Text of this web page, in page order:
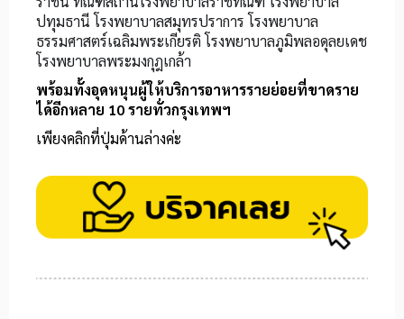
ปทุมธานี โรงพยาบาลสมุทรปราการ โรงพยาบาล
ธรรมศาสตร์เฉลิมพระเกียรติ โรงพยาบาลภูมิพลอดุลยเดช
โรงพยาบาลพระมงกุฎเกล้า
พร้อมทั้งอุดหนุนผู้ให้บริการอาหารรายย่อยที่ขาดราย
ได้อีกหลาย 10 รายทั่วกรุงเทพฯ
เพียงคลิกที่ปุ่มด้านล่างค่ะ